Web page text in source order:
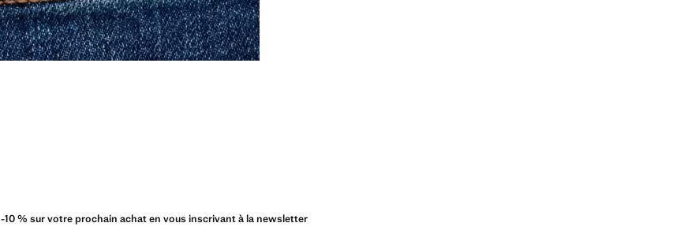
-10 % sur votre prochain achat en vous inscrivant à la newsletter